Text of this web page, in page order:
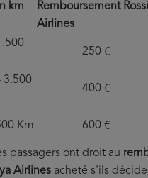
km
Remboursement
Airlines
250 €
3.500
400 €
Km 600 €
passagers ont droit au
Airlines acheté s'ils